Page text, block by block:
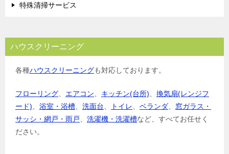
特殊清掃サービス
ハウスクリーニング
各種ハウスクリーニングも対応しております。
フローリング エアコン キッチン(台所)
換気扇(レンジフ
ード)
浴室・浴槽 洗面台 トイレ ベランダ
窓ガラス・
サッシ・網戸・雨戸
洗濯機・洗濯槽など、すべてお任せく
ださい。